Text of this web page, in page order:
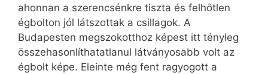
ahonnan a szerencsénkre tiszta és felhőtlen
égbolton jól látszottak a csillagok. A
Budapesten megszokotthoz képest itt tényleg
összehasonlíthatatlanul látványosabb volt az
égbolt képe. Eleinte még fent ragyogott a